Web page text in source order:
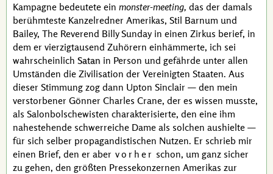
Kampagne bedeutete ein monster-meeting, das der damals
berühmteste Kanzelredner Amerikas, Stil Barnum und
Bailey, The Reverend Billy Sunday in einen Zirkus berief, in
dem er vierzigtausend Zuhörern einhämmerte, ich sei
wahrscheinlich Satan in Person und gefährde unter allen
Umständen die Zivilisation der Vereinigten Staaten. Aus
dieser Stimmung zog dann Upton Sinclair — den mein
verstorbener Gönner Charles Crane, der es wissen musste,
als Salonbolschewisten charakterisierte, den eine ihm
nahestehende schwerreiche Dame als solchen aushielte —
für sich selber propagandistischen Nutzen. Er schrieb mir
einen Brief, den er aber vorher schon, um ganz sicher
zu gehen, den größten Pressekonzernen Amerikas zur